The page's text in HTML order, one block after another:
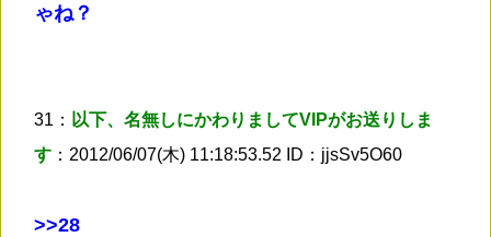
ゃね？
31： 以下、名無しにかわりましてVIPがお送りしま
す ：2012/06/07(木) 11:18:53.52 ID：jjsSv5O60
>>28